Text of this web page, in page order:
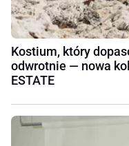
Kostium, który
odwrotnie — nowa
ESTATE